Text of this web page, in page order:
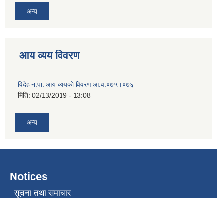
अन्य
आय व्यय विवरण
विदेह न.पा. आय व्ययको विवरण आ.व.०७५।०७६
मिति: 02/13/2019 - 13:08
अन्य
Notices
सूचना तथा समाचार